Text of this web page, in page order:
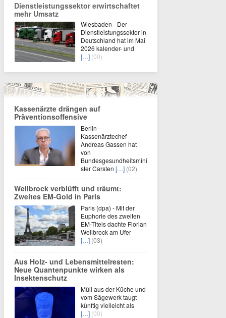
Dienstleistungssektor erwirtschaftet
mehr Umsatz
Wiesbaden - Der
Dienstleistungssektor in
Deutschland hat im Mai
2026 kalender- und
[…] (00)
Kassenärzte drängen auf
Präventionsoffensive
Berlin -
Kassenärztechef
Andreas Gassen hat
von
Bundesgesundheitsmini
ster Carsten […] (02)
Wellbrock verblüfft und träumt:
Zweites EM-Gold in Paris
Paris (dpa) - Mit der
Euphorie des zweiten
EM-Titels dachte Florian
Wellbrock am Ufer
[…] (03)
Aus Holz- und Lebensmittelresten:
Neue Quantenpunkte wirken als
Insektenschutz
Müll aus der Küche und
vom Sägewerk taugt
künftig vielleicht als
[…] (00)